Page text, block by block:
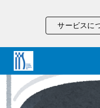
Skip to main content
サービスに